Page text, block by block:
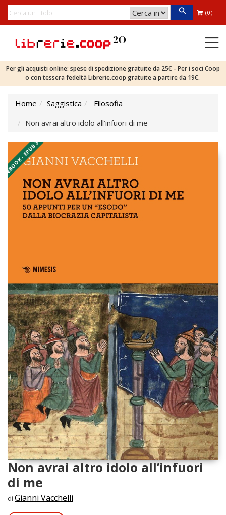
(0)
Per gli acquisti online: spese di spedizione gratuite da 25€ - Per i soci Coop
o con tessera fedeltà Librerie.coop gratuite a partire da 19€.
Home Saggistica
Filosofia
Non avrai altro idolo all’infuori di me
EBOOK - EPUB 3
Non avrai altro idolo all’infuori
di me
di Gianni Vacchelli